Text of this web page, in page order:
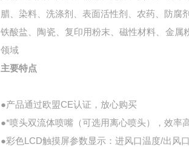
腊、染料、洗涤剂、表面活性剂、农药、防腐
铁酸盐、陶瓷、复印用粉末、磁性材料、金
领域
主要特点
●产品通过欧盟CE认证，放心购买
●*喷头双流体喷嘴（可选用离心喷头），效率
●彩色LCD触摸屏参数显示：进风口温度/出风